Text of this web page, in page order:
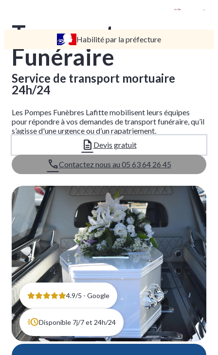
DEVIS
DÉMARCHES
CRÉMATION / INCINÉRATION
ORGANISATION / PRÉPARATION
URGENCE / ASSISTANCE
Habilité par la préfecture
4.9/5 - Google
Disponible 7j/7 et 24h/24
Transport
Funéraire
Service de transport mortuaire
24h/24
Les Pompes Funèbres Lafitte mobilisent leurs équipes
pour répondre à vos demandes de transport funéraire, qu’il
s’agisse d'une urgence ou d’un rapatriement.
Devis gratuit
Contactez nous au 05 63 64 26 45